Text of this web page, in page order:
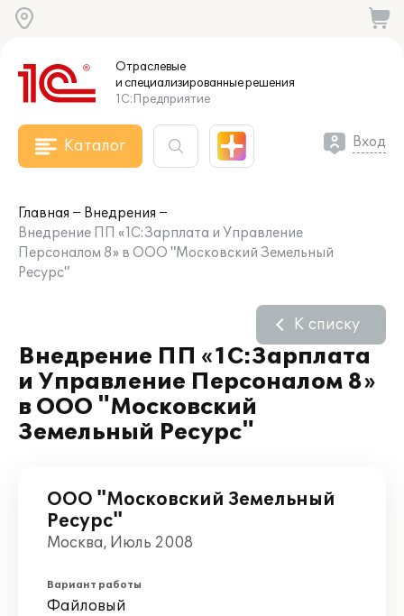
Отраслевые
и специализированныерешения
1С:Предприятие
Каталог Вход
Главная
Внедрения
Внедрение ПП «1С:Зарплата и Управление
Персоналом 8» в ООО "Московский Земельный
Ресурс"
Внедрение ПП «1С:Зарплата
и Управление Персоналом 8»
в ООО "Московский
Земельный Ресурс"
К списку
ООО "Московский Земельный
Ресурс"
Москва, Июль 2008
Вариант работы
Файловый